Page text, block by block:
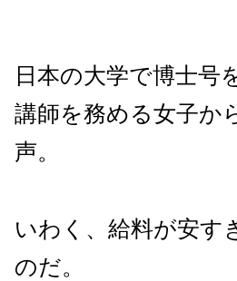
日本の大学で博士号
講師を務める女子か
声。
いわく、給料が安す
のだ。